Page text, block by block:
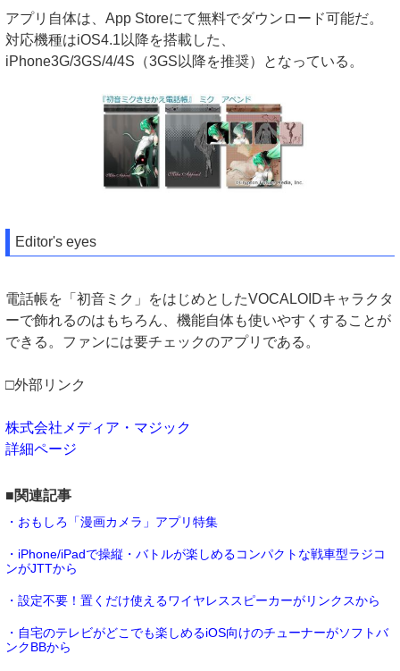
アプリ自体は、App Storeにて無料でダウンロード可能だ。
対応機種はiOS4.1以降を搭載した、
iPhone3G/3GS/4/4S（3GS以降を推奨）となっている。
Editor's eyes
電話帳を「初音ミク」をはじめとしたVOCALOIDキャラクタ
ーで飾れるのはもちろん、機能自体も使いやすくすることが
できる。ファンには要チェックのアプリである。
□外部リンク
株式会社メディア・マジック
詳細ページ
■関連記事
・おもしろ「漫画カメラ」アプリ特集
・iPhone/iPadで操縦・バトルが楽しめるコンパクトな戦車型ラジコ
ンがJTTから
・設定不要！置くだけ使えるワイヤレススピーカーがリンクスから
・自宅のテレビがどこでも楽しめるiOS向けのチューナーがソフトバ
ンクBBから